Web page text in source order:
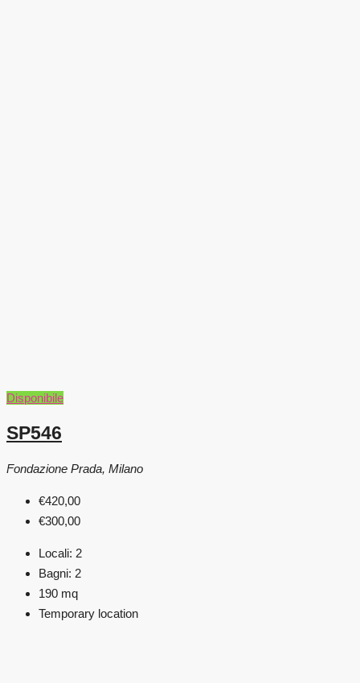
Disponibile
SP546
Fondazione Prada, Milano
€420,00
€300,00
Locali: 2
Bagni: 2
190 mq
Temporary location